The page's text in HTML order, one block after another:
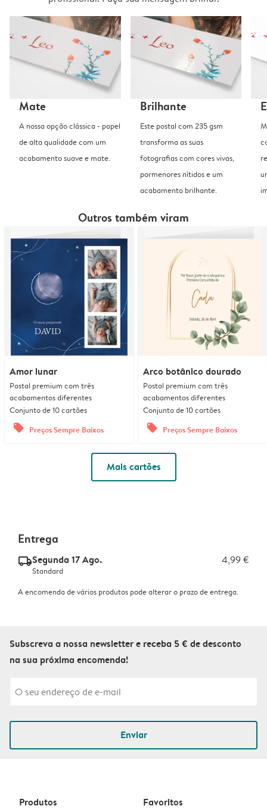
Mate
A nossa opção clássica - papel
de alta qualidade com um
acabamento suave e mate.
Brilhante
Este postal com 235 gsm
transforma as suas
fotografias com cores vivas,
pormenores nítidos e um
acabamento brilhante.
Outros também viram
Amor lunar
Postal premium com três
acabamentos diferentes
Conjunto de 10 cartões
offers Preços Sempre Baixos
Arco botânico dourado
Postal premium com três
acabamentos diferentes
Conjunto de 10 cartões
offers Preços Sempre Baixos
Mais cartões
Entrega
delivery_standard_v2Segunda 17 Ago. 4,99 €
Standard
A encomenda de vários produtos pode alterar o prazo de entrega.
Subscreva a nossa newsletter e receba 5 € de desconto
na sua próxima encomenda!
Enviar
Produtos Favoritos